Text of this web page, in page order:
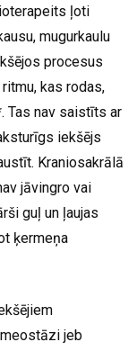
ļoti
mugurkaulu
procesus
kas rodas,
Tas nav saistīts ar
iekšējs
Kraniosakrālā
jāvingro vai
guļ un ļaujas
ķermeņa
jeb